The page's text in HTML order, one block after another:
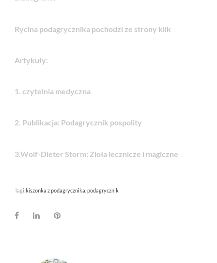
Rycina podagrycznika pochodzi ze strony klik
Artykuły:
1. czytelnia medyczna
2. Publikacja: Podagrycznik pospolity
3.Wolf-Dieter Storm: Zioła lecznicze i magiczne
Tagi:kiszonka z podagrycznika podagrycznik
FacebookLinkedInPinterest